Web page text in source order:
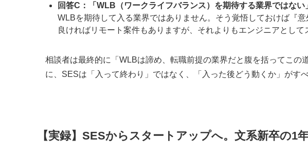
回答C：「WLB（ワークライフバランス）を期待する業界ではない
WLBを期待して入る業界ではありません。そう覚悟しておけば『
良ければリモート案件もありますが、それよりもエンジニアとして
相談者は最終的に「WLBは諦め、転職前提の業界だと腹を括ってこの
に、SESは「入って終わり」ではなく、「入った後どう動くか」がす
【実録】SESからスタートアップへ。文系新卒の1